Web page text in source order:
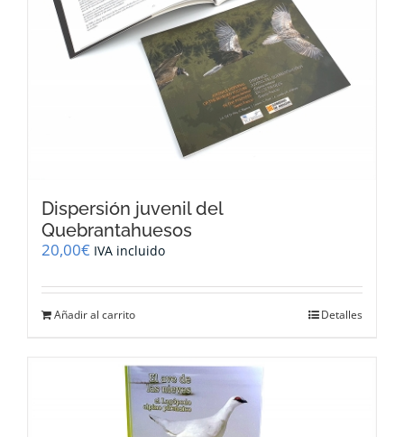
Dispersión juvenil del
Quebrantahuesos
20,00€ IVA incluido
Añadir al carrito Detalles